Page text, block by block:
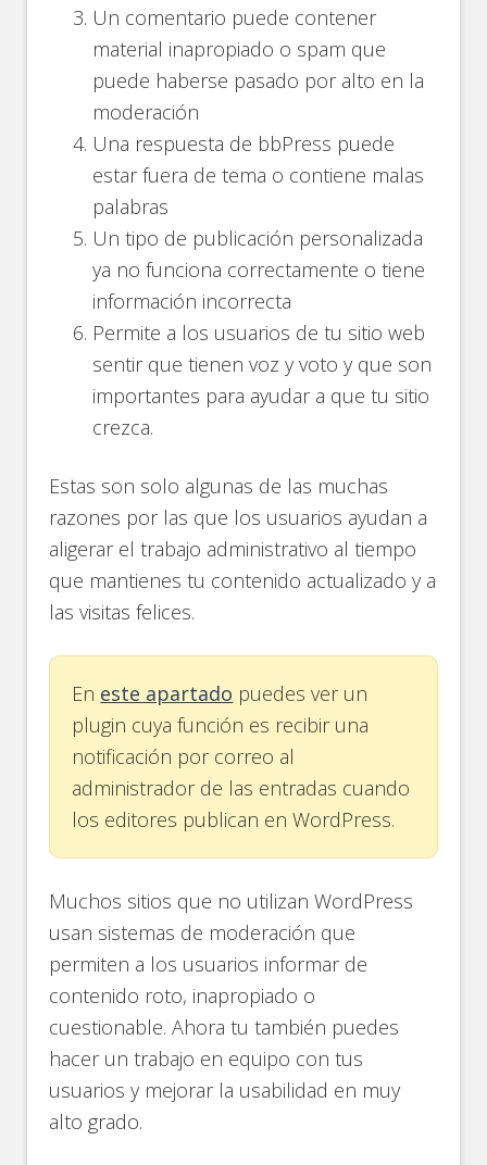
Un comentario puede contener
material inapropiado o spam que
puede haberse pasado por alto en la
moderación
Una respuesta de bbPress puede
estar fuera de tema o contiene malas
palabras
Un tipo de publicación personalizada
ya no funciona correctamente o tiene
información incorrecta
Permite a los usuarios de tu sitio web
sentir que tienen voz y voto y que son
importantes para ayudar a que tu sitio
crezca.
Estas son solo algunas de las muchas
razones por las que los usuarios ayudan a
aligerar el trabajo administrativo al tiempo
que mantienes tu contenido actualizado y a
las visitas felices.
En este apartado puedes ver un
plugin cuya función es recibir una
notificación por correo al
administrador de las entradas cuando
los editores publican en WordPress.
Muchos sitios que no utilizan WordPress
usan sistemas de moderación que
permiten a los usuarios informar de
contenido roto, inapropiado o
cuestionable. Ahora tu también puedes
hacer un trabajo en equipo con tus
usuarios y mejorar la usabilidad en muy
alto grado.